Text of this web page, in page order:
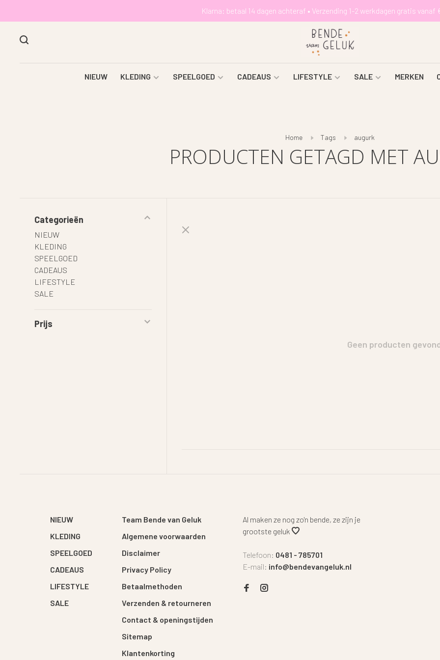
Klarna: betaal 14 dagen achteraf • Verzending 1-2 werkdagen gratis vanaf
NIEUW KLEDING SPEELGOED CADEAUS LIFESTYLE SALE MERKEN
Home Tags augurk
PRODUCTEN GETAGD MET
Categorieën
NIEUW
KLEDING
SPEELGOED
CADEAUS
LIFESTYLE
SALE
Prijs
Geen producten
NIEUW
KLEDING
SPEELGOED
CADEAUS
LIFESTYLE
SALE
Team Bende van Geluk
Algemene voorwaarden
Disclaimer
Privacy Policy
Betaalmethoden
Verzenden & retourneren
Contact & openingstijden
Sitemap
Klantenkorting
Al maken ze nog zo'n bende, ze zijn je
grootste geluk
Telefoon: 0481 - 785701
E-mail: info@bendevangeluk.nl